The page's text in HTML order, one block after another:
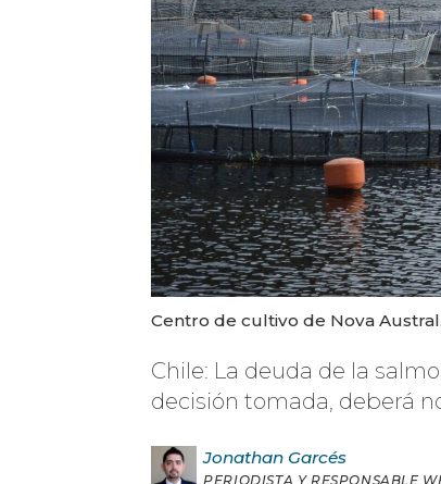
Centro de cultivo de Nova Austral.
Chile: La deuda de la
decisión tomada, deberá
Jonathan Garcés
PERIODISTA Y RESPONSABLE